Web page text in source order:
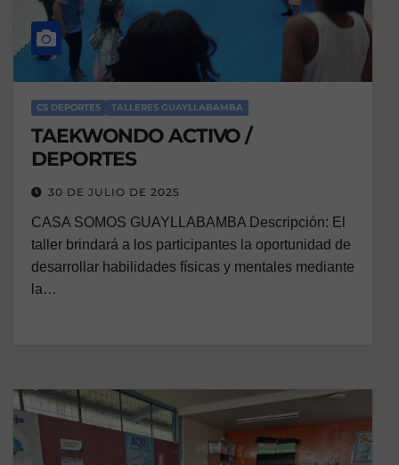
CS DEPORTES TALLERES GUAYLLABAMBA
TAEKWONDO ACTIVO /
DEPORTES
30 DE JULIO DE 2025
CASA SOMOS GUAYLLABAMBA Descripción: El
taller brindará a los participantes la oportunidad de
desarrollar habilidades físicas y mentales mediante
la…